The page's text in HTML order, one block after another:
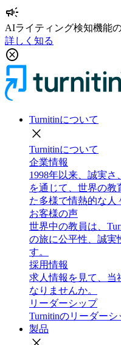
campaign
AIライティング検知機能
詳しく知る
cancel
Turnitinについて
close
Turnitinについて
企業情報
1998年以来、誠実
を通じて、世界の教
た多様で情熱的な人
お客様の声
世界中の教員は、
の旅に公平性、誠実
す。
採用情報
求人情報を見て、当
なりませんか。
リーダーシップ
Turnitinのリーダーシ
製品